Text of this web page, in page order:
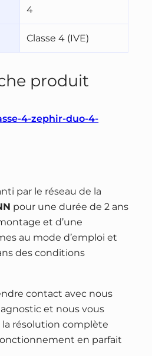
4
Classe 4 (IVE)
produit
4-zephir-duo-4-
par le réseau de la
pour une durée de 2 ans
et d’une
au mode d’emploi et
des conditions
contact avec nous
et nous vous
la résolution complète
en parfait